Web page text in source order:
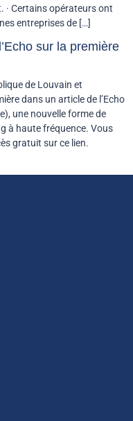
· Certains opérateurs ont
entreprises de […]
sur la première
de Louvain et
dans un article de l’Echo
une nouvelle forme de
à haute fréquence. Vous
gratuit sur ce lien.